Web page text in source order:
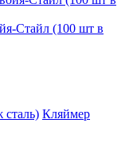
Стайл (100 шт в
Кляймер